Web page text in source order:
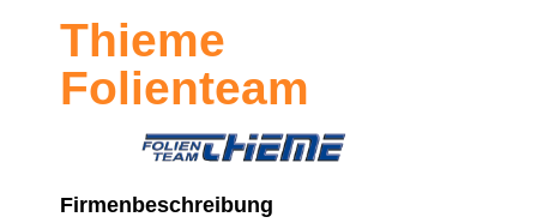
Thieme
Folienteam
Firmenbeschreibung